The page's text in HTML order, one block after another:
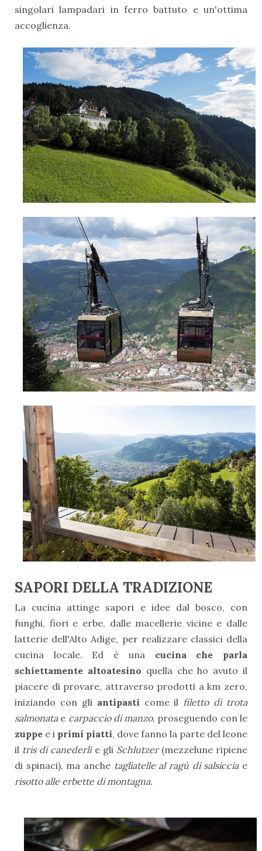
singolari lampadari in ferro battuto e un'ottima
accoglienza.
SAPORI DELLA TRADIZIONE
La cucina attinge sapori e idee dal bosco, con
funghi, fiori e erbe, dalle macellerie vicine e dalle
latterie dell'Alto Adige, per realizzare classici della
cucina locale. Ed è una cucina che parla
schiettamente altoatesino quella che ho avuto il
piacere di provare, attraverso prodotti a km zero,
iniziando con gli antipasti come il filetto di trota
salmonata e carpaccio di manzo, proseguendo con le
zuppe e i primi piatti, dove fanno la parte del leone
il tris di canederlie gli Schlutzer(mezzelune ripiene
di spinaci), ma anche tagliatelle al ragù di salsicciae
risotto alle erbette di montagna.